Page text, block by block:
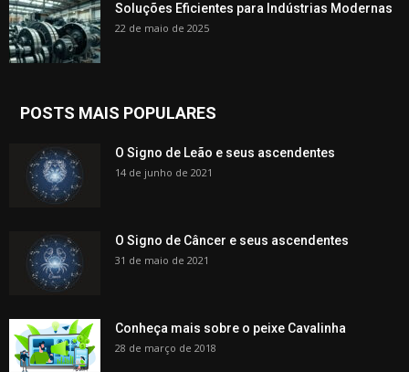
Soluções Eficientes para Indústrias Modernas
22 de maio de 2025
POSTS MAIS POPULARES
O Signo de Leão e seus ascendentes
14 de junho de 2021
O Signo de Câncer e seus ascendentes
31 de maio de 2021
Conheça mais sobre o peixe Cavalinha
28 de março de 2018